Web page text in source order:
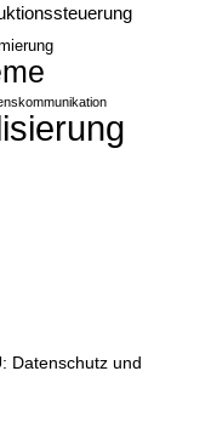
Datenschutz und